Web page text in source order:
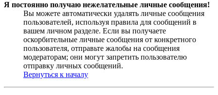
Я постоянно получаю нежелательные личные сообщения!
Вы можете автоматически удалять личные сообщения
пользователей, используя правила для сообщений в
вашем личном разделе. Если вы получаете
оскорбительные личные сообщения от конкретного
пользователя, отправьте жалобы на сообщения
модераторам; они могут запретить пользователю
отправку личных сообщений.
Вернуться к началу